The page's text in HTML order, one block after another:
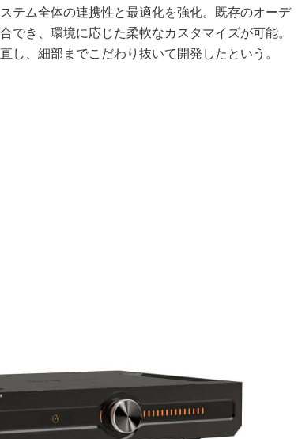
テム全体の連携性と最適化を強化。既存のオーデ
でき、環境に応じた柔軟なカスタマイズが可能。
し、細部までこだわり抜いて開発したという。